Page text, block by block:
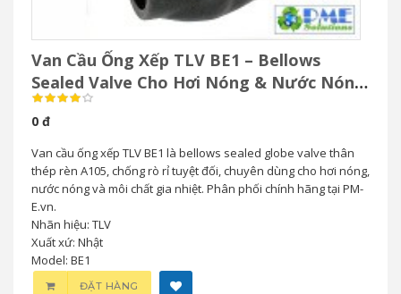
Van Cầu Ống Xếp TLV BE1 – Bellows
Sealed Valve Cho Hơi Nóng & Nước Nóng
Áp Suất Cao
0 đ
Van cầu ống xếp TLV BE1 là bellows sealed globe valve thân
thép rèn A105, chống rò rỉ tuyệt đối, chuyên dùng cho hơi nóng,
nước nóng và môi chất gia nhiệt. Phân phối chính hãng tại PM-
E.vn.
Nhãn hiệu: TLV
Xuất xứ: Nhật
Model: BE1
ĐẶT HÀNG